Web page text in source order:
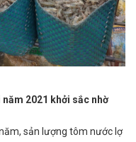
2021 khởi sắc nhờ
sản lượng tôm nước lợ